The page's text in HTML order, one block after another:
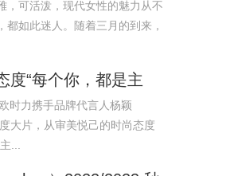
，可活泼，现代女性的魅力从不
都如此迷人。随着三月的到来，
度“每个你，都是主
时力携手品牌代言人杨颖
大片，从审美悦己的时尚态度
...